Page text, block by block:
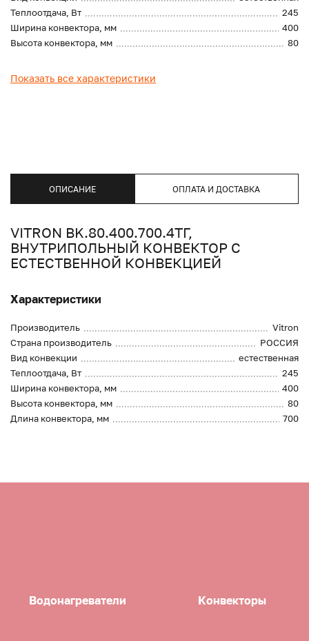
Теплоотдача, Вт
245
Ширина конвектора, мм
400
Высота конвектора, мм
80
Показать все характеристики
ОПИСАНИЕ ОПЛАТА И ДОСТАВКА
VITRON BK.80.400.700.4ТГ,
ВНУТРИПОЛЬНЫЙ КОНВЕКТОР С
ЕСТЕСТВЕННОЙ КОНВЕКЦИЕЙ
Характеристики
Производитель
Vitron
Страна производитель
РОССИЯ
Вид конвекции
естественная
Теплоотдача, Вт
245
Ширина конвектора, мм
400
Высота конвектора, мм
80
Длина конвектора, мм
700
Водонагреватели Конвекторы